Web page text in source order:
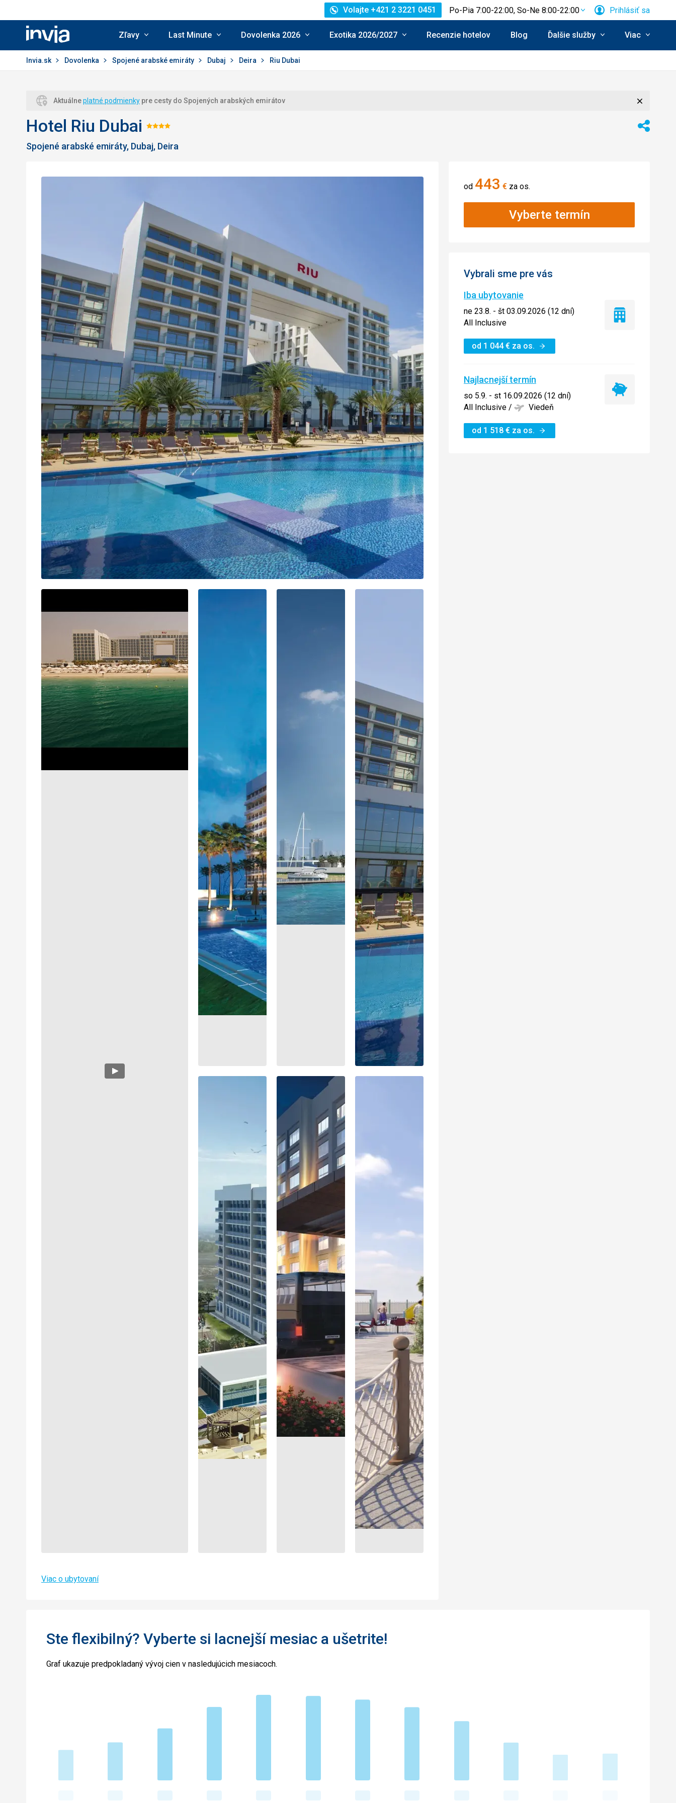
Invia.sk
Volajte +421 2 3221 0451 Po-Pia 7:00-22:00, So-Ne 8:00-22:00 Prihlásiť sa
Zľavy Last Minute Dovolenka 2026 Exotika 2026/2027 Recenzie hotelov Blog Ďalšie služby Viac
Invia.sk Dovolenka Spojené arabské emiráty Dubaj Deira Riu Dubai
Aktuálneplatné podmienky pre cesty do Spojených arabských emirátov
Hotel Riu Dubai Hodnotenie:
4/5
Spojené arabské emiráty, Dubaj, Deira
Zdieľať
Viac o ubytovaní
od 443 € za os.
Vyberte termín
Vybrali sme pre vás
Iba ubytovanie
ne 23.8. - št 03.09.2026 (12 dní)
All Inclusive
od 1 044€ za os.
Iba
Najlacnejší termín
so 5.9. - st 16.09.2026 (12 dní)
All Inclusive / Viedeň
od 1 518 € za os.
Najlacnejší
Ste flexibilný? Vyberte si lacnejší mesiac a ušetrite!
Graf ukazuje predpokladaný vývoj cien v nasledujúcich mesiacoch.